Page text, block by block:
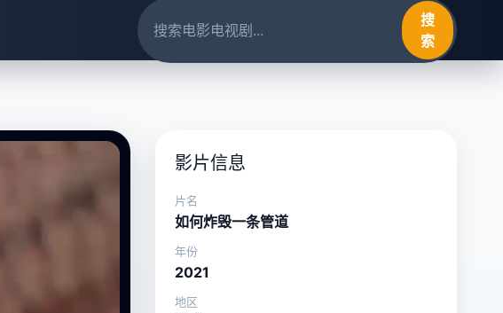
搜
索
影片信息
片名
如何炸毁一条管道
年份
2021
地区